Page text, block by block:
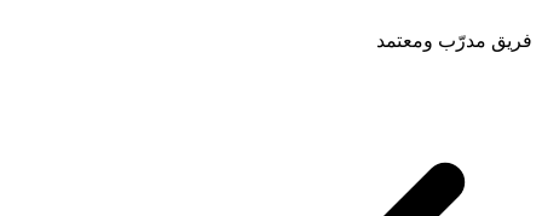
فريق مدرّب ومعتمد